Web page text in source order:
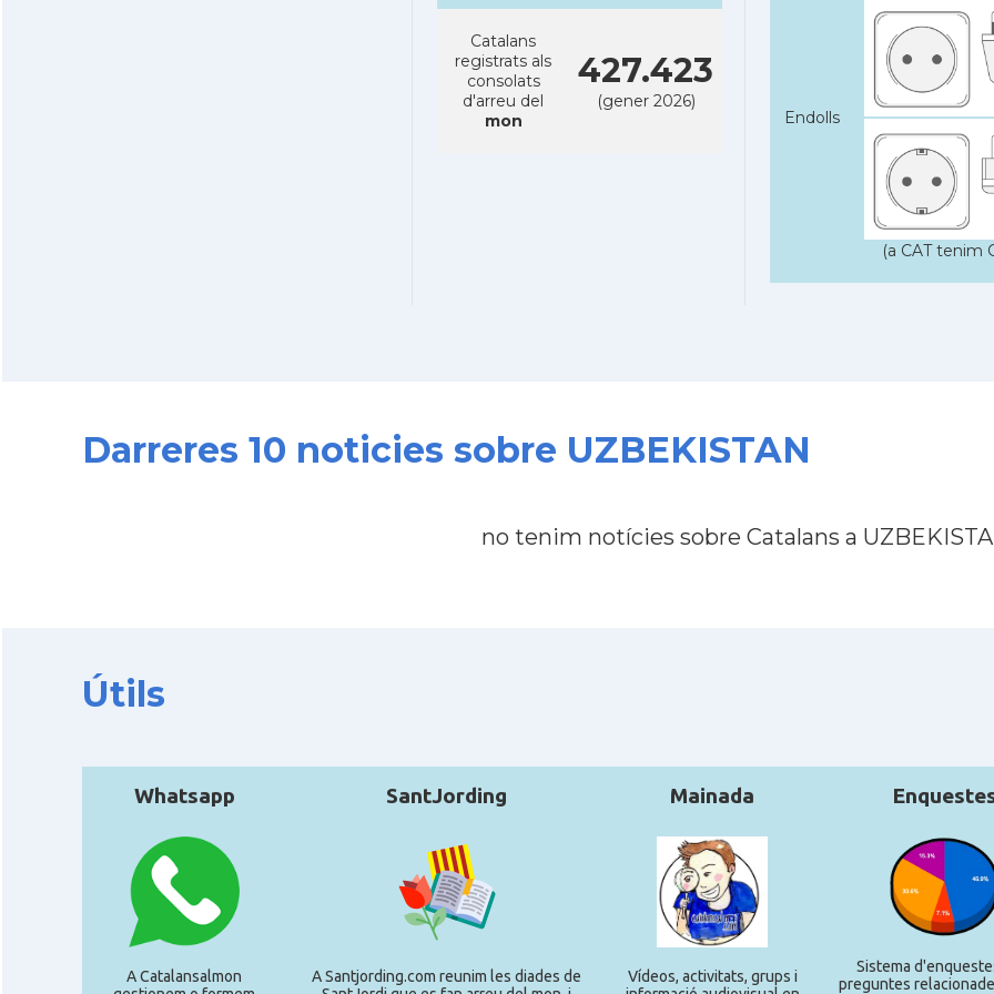
Catalans
registrats als
consolats
d'arreu del
mon
427.423
(gener 2026)
Endolls
(a CAT tenim
Darreres 10 noticies sobre UZBEKISTAN
no tenim notícies sobre Catalans a
Útils
Whatsapp
A Catalansalmon
SantJording
A Santjording.com reunim les diades de
Mainada
Ví­deos, activitats, grups i
Sistema
preguntes